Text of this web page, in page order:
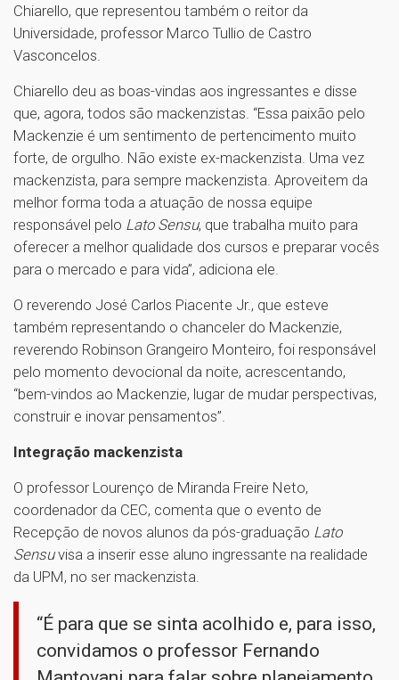
Chiarello, que representou também o reitor da
Universidade, professor Marco Tullio de Castro
Vasconcelos.
Chiarello deu as boas-vindas aos ingressantes e disse
que, agora, todos são mackenzistas. “Essa paixão pelo
Mackenzie é um sentimento de pertencimento muito
forte, de orgulho. Não existe ex-mackenzista. Uma vez
mackenzista, para sempre mackenzista. Aproveitem da
melhor forma toda a atuação de nossa equipe
responsável pelo Lato Sensu, que trabalha muito para
oferecer a melhor qualidade dos cursos e preparar vocês
para o mercado e para vida”, adiciona ele.
O reverendo José Carlos Piacente Jr., que esteve
também representando o chanceler do Mackenzie,
reverendo Robinson Grangeiro Monteiro, foi responsável
pelo momento devocional da noite, acrescentando,
“bem-vindos ao Mackenzie, lugar de mudar perspectivas,
construir e inovar pensamentos”.
Integração mackenzista
O professor Lourenço de Miranda Freire Neto,
coordenador da CEC, comenta que o evento de
Recepção de novos alunos da pós-graduação Lato
Sensuvisa a inserir esse aluno ingressante na realidade
da UPM, no ser mackenzista.
“É para que se sinta acolhido e, para isso,
convidamos o professor Fernando